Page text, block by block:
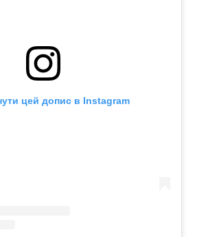
цей допис в Instagram